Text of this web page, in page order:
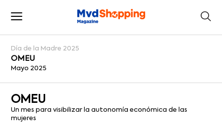
Día de la Madre 2025
OMEU
Mayo 2025
OMEU
Un mes para visibilizar la autonomía económica de las
mujeres